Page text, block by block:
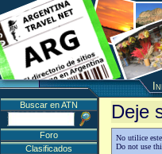
Deje
No utilice
Do not use
Buscar en ATN
Foro
Clasificados